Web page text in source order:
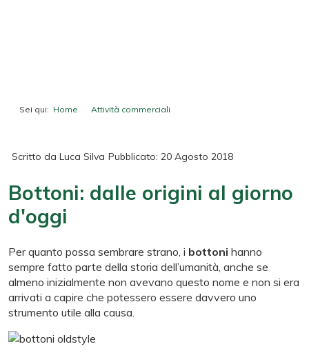
Sei qui: Home
Attività commerciali
Scritto da Luca Silva Pubblicato: 20 Agosto 2018
Bottoni: dalle origini al giorno
d'oggi
Per quanto possa sembrare strano, i bottoni hanno
sempre fatto parte della storia dell’umanità, anche se
almeno inizialmente non avevano questo nome e non si era
arrivati a capire che potessero essere davvero uno
strumento utile alla causa.